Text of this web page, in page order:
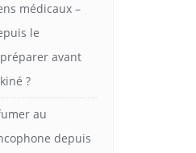
médicaux –
le
avant
?
au
depuis